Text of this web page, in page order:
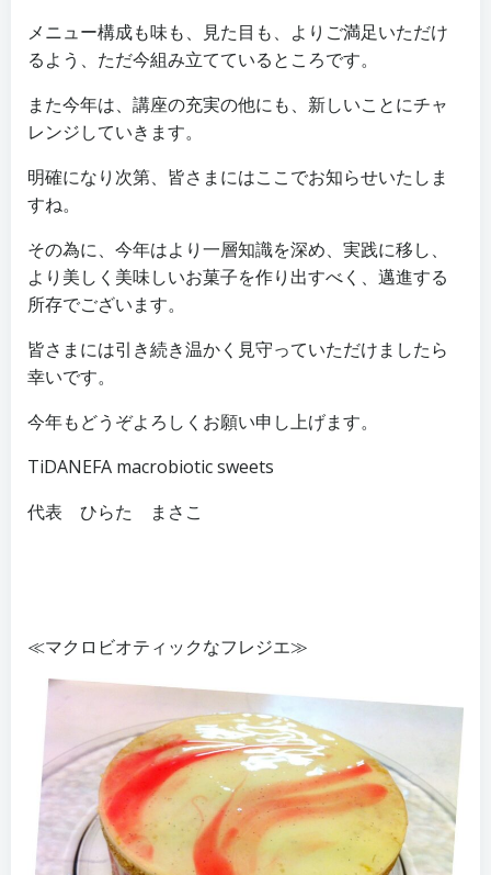
メニュー構成も味も、見た目も、よりご満足いただけ
るよう、ただ今組み立てているところです。
また今年は、講座の充実の他にも、新しいことにチャ
レンジしていきます。
明確になり次第、皆さまにはここでお知らせいたしま
すね。
その為に、今年はより一層知識を深め、実践に移し、
より美しく美味しいお菓子を作り出すべく、邁進する
所存でございます。
皆さまには引き続き温かく見守っていただけましたら
幸いです。
今年もどうぞよろしくお願い申し上げます。
TiDANEFA macrobiotic sweets
代表 ひらた まさこ
≪マクロビオティックなフレジエ≫